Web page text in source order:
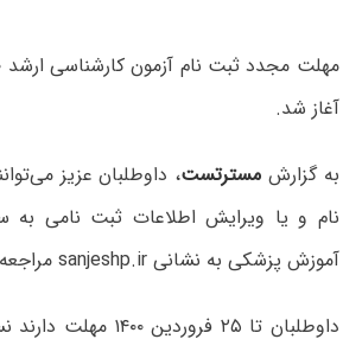
آغاز شد.
به گزارش مسترتست، داوطلبان عزیز
نام و یا ویرایش اطلاعات ثبت نامی
آموزش پزشکی به نشانی sanjeshp.ir مراجعه نمایند.
داوطلبان تا ۲۵ فروردین ۱۴۰۰ مهلت دارند ن